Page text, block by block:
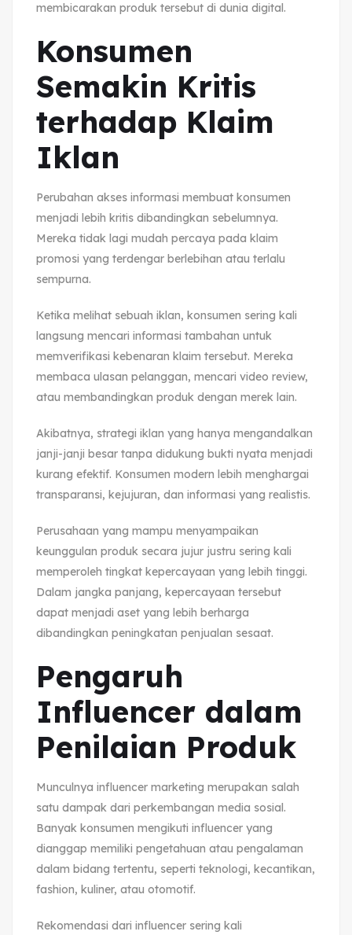
membicarakan produk tersebut di dunia digital.
Konsumen
Semakin Kritis
terhadap Klaim
Iklan
Perubahan akses informasi membuat konsumen
menjadi lebih kritis dibandingkan sebelumnya.
Mereka tidak lagi mudah percaya pada klaim
promosi yang terdengar berlebihan atau terlalu
sempurna.
Ketika melihat sebuah iklan, konsumen sering kali
langsung mencari informasi tambahan untuk
memverifikasi kebenaran klaim tersebut. Mereka
membaca ulasan pelanggan, mencari video review,
atau membandingkan produk dengan merek lain.
Akibatnya, strategi iklan yang hanya mengandalkan
janji-janji besar tanpa didukung bukti nyata menjadi
kurang efektif. Konsumen modern lebih menghargai
transparansi, kejujuran, dan informasi yang realistis.
Perusahaan yang mampu menyampaikan
keunggulan produk secara jujur justru sering kali
memperoleh tingkat kepercayaan yang lebih tinggi.
Dalam jangka panjang, kepercayaan tersebut
dapat menjadi aset yang lebih berharga
dibandingkan peningkatan penjualan sesaat.
Pengaruh
Influencer dalam
Penilaian Produk
Munculnya influencer marketing merupakan salah
satu dampak dari perkembangan media sosial.
Banyak konsumen mengikuti influencer yang
dianggap memiliki pengetahuan atau pengalaman
dalam bidang tertentu, seperti teknologi, kecantikan,
fashion, kuliner, atau otomotif.
Rekomendasi dari influencer sering kali